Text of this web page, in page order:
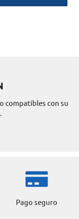
compatibles con su
Pago seguro